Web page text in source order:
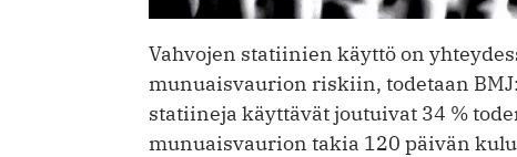
Vahvojen statiinien käyttö on
munuaisvaurion riskiin, todetaan
statiineja käyttävät joutuivat 34 %
munuaisvaurion takia 120 päivän